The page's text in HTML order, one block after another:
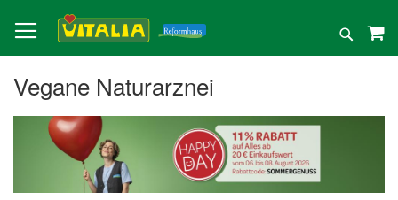
zum
Inhalt
Suche
Vegane Naturarznei